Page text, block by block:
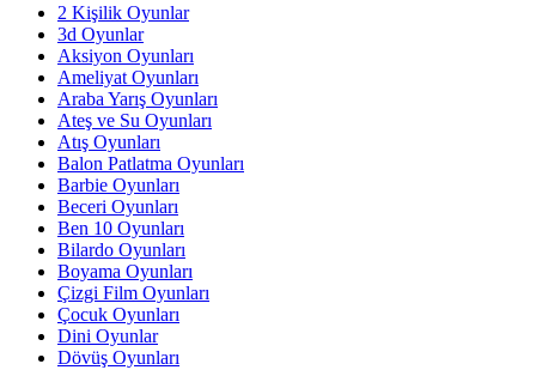
2 Kişilik Oyunlar
3d Oyunlar
Aksiyon Oyunları
Ameliyat Oyunları
Araba Yarış Oyunları
Ateş ve Su Oyunları
Atış Oyunları
Balon Patlatma Oyunları
Barbie Oyunları
Beceri Oyunları
Ben 10 Oyunları
Bilardo Oyunları
Boyama Oyunları
Çizgi Film Oyunları
Çocuk Oyunları
Dini Oyunlar
Dövüş Oyunları